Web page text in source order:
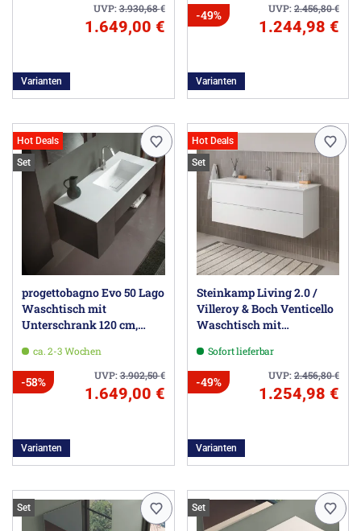
UVP:3.930,68€
1.649,00 €
Varianten
UVP:2.456,80€
-49%
1.244,98 €
Varianten
Hot Deals
Set
progettobagno Evo 50 Lago
Waschtisch mit
Unterschrank 120 cm,
ca. 2-3 Wochen
UVP:3.902,50€
-58%
1.649,00 €
Varianten
Hot Deals
Set
Steinkamp Living 2.0 /
Villeroy & Boch Venticello
Waschtisch mit
Sofort lieferbar
UVP:2.456,80€
-49%
1.254,98 €
Varianten
Set Set